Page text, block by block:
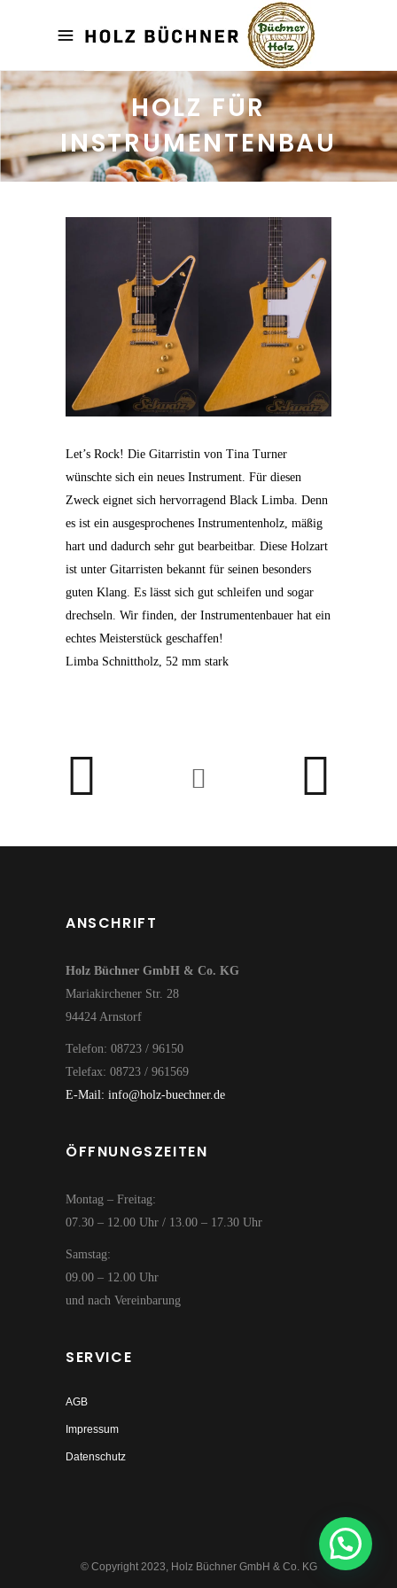
HOLZ FÜR
INSTRUMENTENBAU
Let’s Rock! Die Gitarristin von Tina Turner
wünschte sich ein neues Instrument. Für diesen
Zweck eignet sich hervorragend Black Limba. Denn
es ist ein ausgesprochenes Instrumentenholz, mäßig
hart und dadurch sehr gut bearbeitbar. Diese Holzart
ist unter Gitarristen bekannt für seinen besonders
guten Klang. Es lässt sich gut schleifen und sogar
drechseln. Wir finden, der Instrumentenbauer hat ein
echtes Meisterstück geschaffen!
Limba Schnittholz, 52 mm stark
ANSCHRIFT
Holz Büchner GmbH & Co. KG
Mariakirchener Str. 28
94424 Arnstorf
Telefon: 08723 / 96150
Telefax: 08723 / 961569
E-Mail: info@holz-buechner.de
ÖFFNUNGSZEITEN
Montag – Freitag:
07.30 – 12.00 Uhr / 13.00 – 17.30 Uhr
Samstag:
09.00 – 12.00 Uhr
und nach Vereinbarung
SERVICE
AGB
Impressum
Datenschutz
© Copyright 2023, Holz Büchner GmbH & Co. KG